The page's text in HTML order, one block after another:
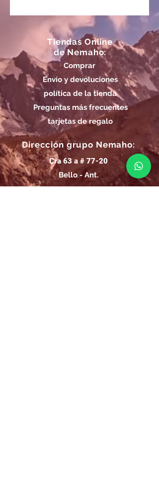
Tiendas Online
de Nemaho:
Comprar
Envío y devoluciones
política de la tienda
Preguntas más frecuentes
tarjetas de regalo
Dirección grupo Nemaho:
Cra 63 a # 77-20
Bello - Ant.